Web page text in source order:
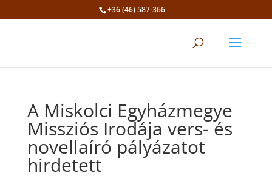
+36 (46) 587-366
A Miskolci Egyházmegye
Missziós Irodája vers- és
novellaíró pályázatot
hirdetett